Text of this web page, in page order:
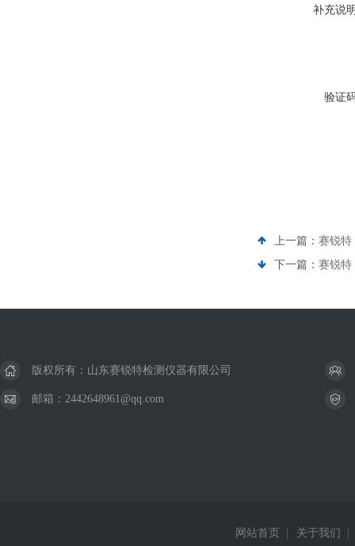
补充说
验证
上一篇： 赛锐特
下一篇： 赛锐特
版权所有：山东赛锐特检测仪器有限公司
邮箱：2442648961@qq.com
网站首页 关于我们